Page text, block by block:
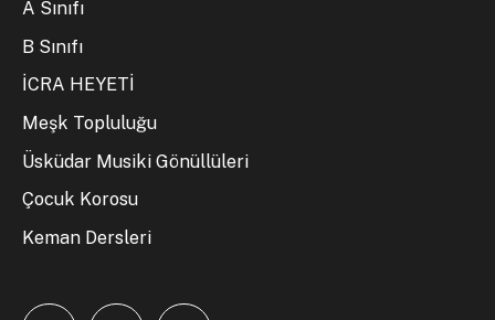
A Sınıfı
B Sınıfı
İCRA HEYETİ
Meşk Topluluğu
Üsküdar Musiki Gönüllüleri
Çocuk Korosu
Keman Dersleri